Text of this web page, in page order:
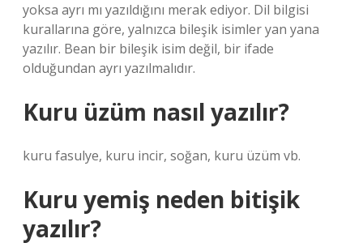
yoksa ayrı mı yazıldığını merak ediyor. Dil bilgisi
kurallarına göre, yalnızca bileşik isimler yan yana
yazılır. Bean bir bileşik isim değil, bir ifade
olduğundan ayrı yazılmalıdır.
Kuru üzüm nasıl yazılır?
kuru fasulye, kuru incir, soğan, kuru üzüm vb.
Kuru yemiş neden bitişik
yazılır?